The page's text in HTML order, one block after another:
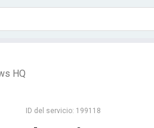
HQ
ID del servicio: 199118